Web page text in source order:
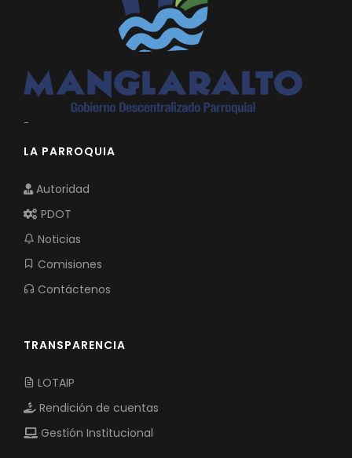
-
LA PARROQUIA
Autoridad
PDOT
Noticias
Comisiones
Contáctenos
TRANSPARENCIA
LOTAIP
Rendición de cuentas
Gestión Institucional